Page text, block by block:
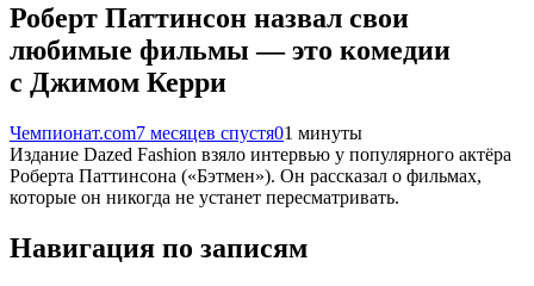
Роберт Паттинсон назвал свои
любимые фильмы — это комедии
с Джимом Керри
Чемпионат.com7 месяцев спустя01 минуты
Издание Dazed Fashion взяло интервью у популярного актёра
Роберта Паттинсона («Бэтмен»). Он рассказал о фильмах,
которые он никогда не устанет пересматривать.
Навигация по записям